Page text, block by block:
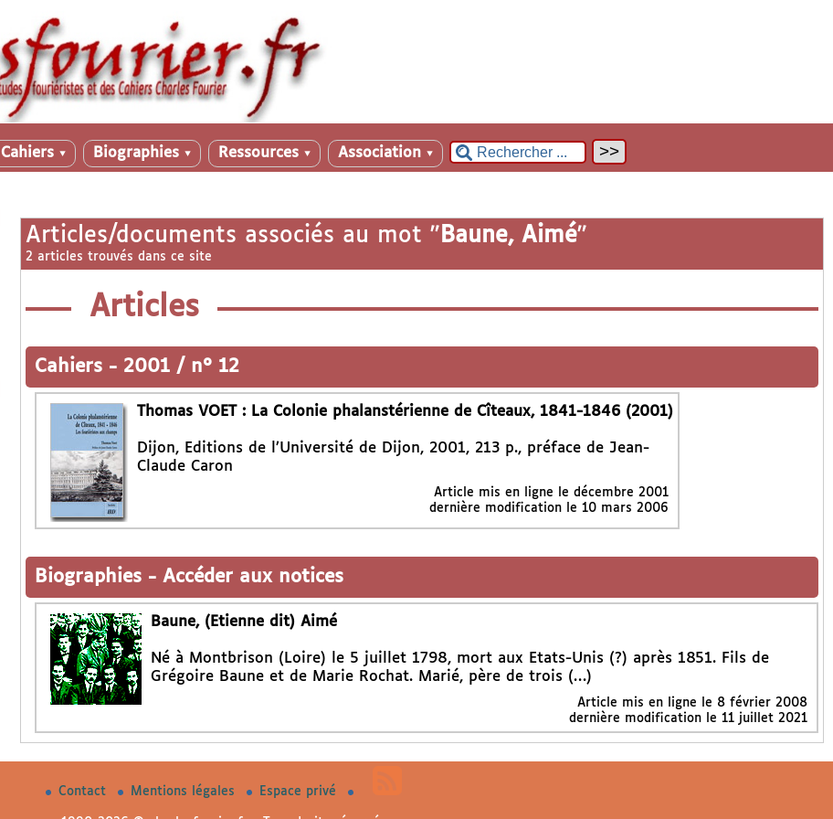
Cahiers ▼ Biographies ▼ Ressources ▼ Association ▼
Articles/documents associés au mot " Baune, Aimé"
2 articles trouvés dans ce site
Articles
Cahiers - 2001 / n° 12
Thomas VOET : La Colonie phalanstérienne de Cîteaux, 1841-1846 (2001)
Dijon, Editions de l’Université de Dijon, 2001, 213 p., préface de Jean-
Claude Caron
Article mis en ligne le décembre 2001
dernière modification le 10 mars 2006
Biographies - Accéder aux notices
Baune, (Etienne dit) Aimé
Né à Montbrison (Loire) le 5 juillet 1798, mort aux Etats-Unis (?) après 1851. Fils de
Grégoire Baune et de Marie Rochat. Marié, père de trois (…)
Article mis en ligne le 8 février 2008
dernière modification le 11 juillet 2021
Contact Mentions légales Espace privé